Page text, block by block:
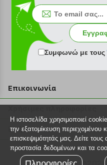
Εγγραφή
Επικοινωνία
211 2000 700
info@plus4u.gr
Η εταιρία
Σημεία παραλαβής
Ευκαιρίες καριέρας
Βοήθεια
Εξέλιξη παραγγελίας
Τρόποι παραγγελίας
Συμφωνώ με τους
Η ιστοσελίδα χρησιμοποιεί
την εξατομίκευση περιεχομένου
επισκεψιμότητάς μας. Δείτε
προστασία δεδομένων και τα